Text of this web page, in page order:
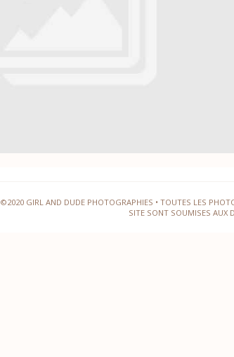
©2020 GIRL AND DUDE PHOTOGRAPHIES • TOUTES LES
SITE SONT SOUMISES AUX